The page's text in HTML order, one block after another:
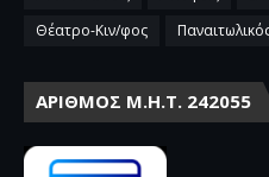
Θέατρο-Κιν/φος
ΑΡΙΘΜΌΣ Μ.Η.Τ. 242055